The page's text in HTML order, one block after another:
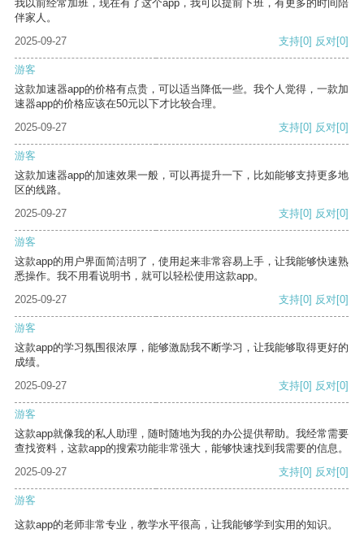
我以前经常加班，现在有了这个app，我可以提前下班，有更多的时间陪
伴家人。
2025-09-27
支持[0] 反对[0]
游客
这款加速器app的价格有点贵，可以适当降低一些。我个人觉得，一款加
速器app的价格应该在50元以下才比较合理。
2025-09-27
支持[0] 反对[0]
游客
这款加速器app的加速效果一般，可以再提升一下，比如能够支持更多地
区的线路。
2025-09-27
支持[0] 反对[0]
游客
这款app的用户界面简洁明了，使用起来非常容易上手，让我能够快速熟
悉操作。我不用看说明书，就可以轻松使用这款app。
2025-09-27
支持[0] 反对[0]
游客
这款app的学习氛围很浓厚，能够激励我不断学习，让我能够取得更好的
成绩。
2025-09-27
支持[0] 反对[0]
游客
这款app就像我的私人助理，随时随地为我的办公提供帮助。我经常需要
查找资料，这款app的搜索功能非常强大，能够快速找到我需要的信息。
2025-09-27
支持[0] 反对[0]
游客
这款app的老师非常专业，教学水平很高，让我能够学到实用的知识。